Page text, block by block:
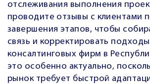
отслеживания выполнения
проводите отзывы с клиентами
завершения этапов, чтобы
связь и корректировать
консалтинговых фирм в
это особенно актуально,
рынок требует быстрой